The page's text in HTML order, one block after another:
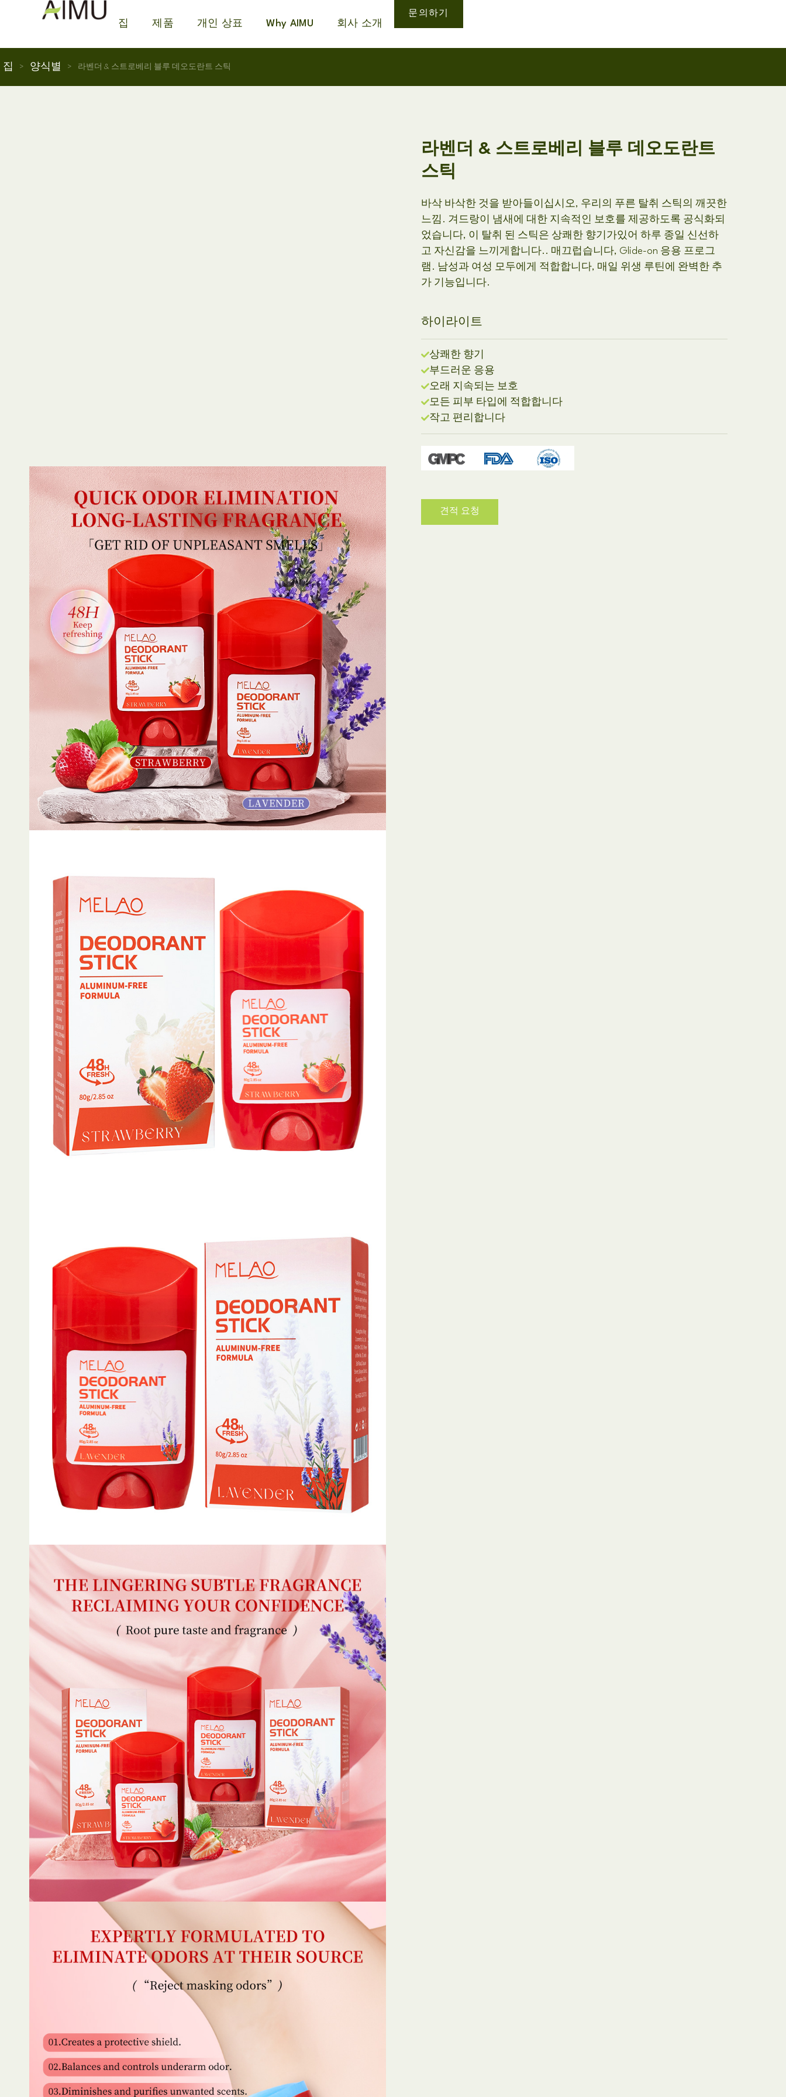
집 제품 개인 상표 Why AIMU 회사 소개
문의하기
집 > 양식별 > 라벤더 & 스트로베리 블루 데오도란트 스틱
라벤더 & 스트로베리 블루 데오도란트
스틱
바삭 바삭한 것을 받아들이십시오, 우리의 푸른 탈취 스틱의 깨끗한
느낌. 겨드랑이 냄새에 대한 지속적인 보호를 제공하도록 공식화되
었습니다, 이 탈취 된 스틱은 상쾌한 향기가있어 하루 종일 신선하
고 자신감을 느끼게합니다.. 매끄럽습니다, Glide-on 응용 프로그
램. 남성과 여성 모두에게 적합합니다, 매일 위생 루틴에 완벽한 추
가 기능입니다.
하이라이트
상쾌한 향기
부드러운 응용
오래 지속되는 보호
모든 피부 타입에 적합합니다
작고 편리합니다
견적 요청